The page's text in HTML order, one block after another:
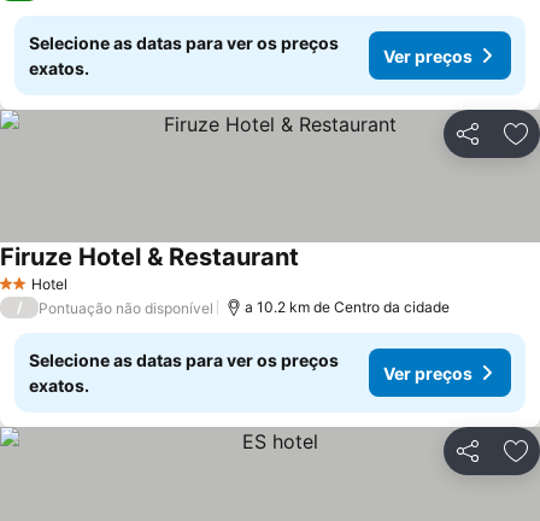
Selecione as datas para ver os preços
exatos.
Ver preços
Partilhar
2 Estrelas
Hotel
Firuze Hotel & Restaurant
/ Pontuação não disponível a 10.2 km de Centro da cidade
Selecione as datas para ver os preços
exatos.
Ver preços
Partilhar